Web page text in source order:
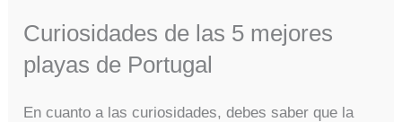
Curiosidades de las 5 mejores
playas de Portugal
En cuanto a las curiosidades, debes saber que la